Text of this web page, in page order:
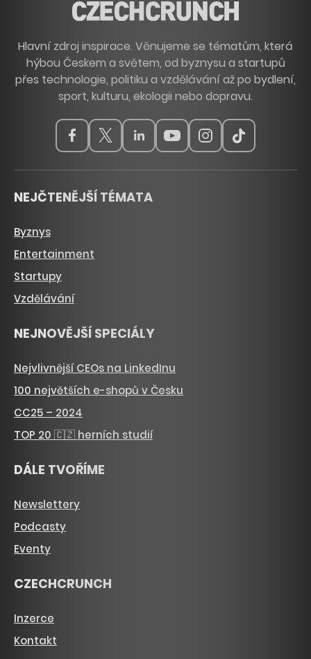
Hlavní zdroj inspirace. Věnujeme se tématům, která
hýbou Českem a světem, od byznysu a startupů
přes technologie, politiku a vzdělávání až po bydlení,
sport, kulturu, ekologii nebo dopravu.
NEJČTENĚJŠÍ TÉMATA
Byznys
Entertainment
Startupy
Vzdělávání
NEJNOVĚJŠÍ SPECIÁLY
Nejvlivnější CEOs na LinkedInu
100 největších e-shopů v Česku
CC25 – 2024
TOP 20 🇨🇿 herních studií
DÁLE TVOŘÍME
Newslettery
Podcasty
Eventy
CZECHCRUNCH
Inzerce
Kontakt